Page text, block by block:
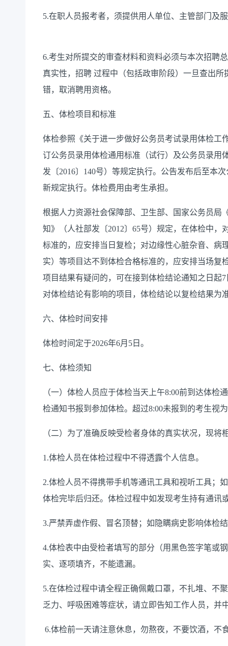
5.在职人员报考者，须提供用人单位、主管部门及
6.考生对所提交的审查材料和资料必须与本次招聘
真实性，招聘 过程中（包括政审阶段）一旦查出
错，取消聘用资格。
五、体检项目和标准
体检参照《关于进一步做好公务员考试录用体检工
订公务员录用体检通用标准（试行）及公务员录用
发〔2016〕140号）等规定执行。公告发布后至本
新规定执行。体检费用由考生承担。
根据人力资源社会保障部、卫生部、国家公务员局
知》（人社部发〔2012〕65号）规定，在体检中
标准的，应安排当日复检；对边缘性心脏杂音、病
实）等项目达不到体检合格标准的，应安排当场复
项目结果有疑问的，可在接到体检结论通知之日起
对体检结论有影响的项目，体检结论以复检结果为
六、体检时间安排
体检时间定于2026年6月5日。
七、体检须知
（一）体检人员应于体检当天上午8:00前到达体
检通知书报到参加体检。超过8:00未报到的考生视
（二）为了准确反映受检者身体的真实状况，现
1.体检人员在体检过程中不得透露个人信息。
2.体检人员不得携带手机等通讯工具和视听工具；
体检完毕后归还。体检过程中如发现考生持有通
3.严禁弄虚作假、冒名顶替；如隐瞒病史影响体
4.体检表中由受检者填写的部分（用黑色签字笔或
实、逐项填齐，不能遗漏。
5.在体检过程中请全程正确佩戴口罩，不扎堆、不
乏力、呼吸困难等症状，请立即告知工作人员
6.体检前一天请注意休息，勿熬夜，不要饮酒，